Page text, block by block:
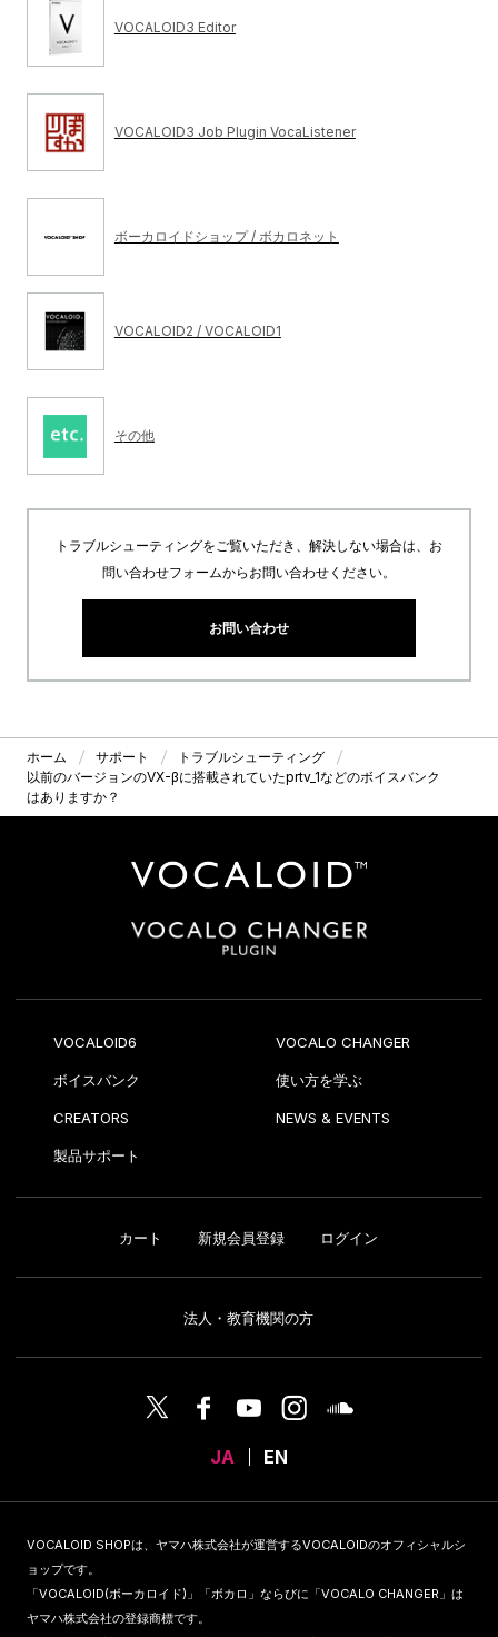
VOCALOID3 Editor
VOCALOID3 Job Plugin VocaListener
ボーカロイドショップ / ボカロネット
VOCALOID2 / VOCALOID1
その他
トラブルシューティングをご覧いただき、解決しない場合は、お
問い合わせフォームからお問い合わせください。
お問い合わせ
ホーム サポート
トラブルシューティング
以前のバージョンのVX-βに搭載されていたprtv_1などのボイスバンク
はありますか？
VOCALOID6 VOCALO CHANGER
ボイスバンク 使い方を学ぶ
CREATORS NEWS & EVENTS
製品サポート
カート 新規会員登録 ログイン
法人・教育機関の方
JA EN
VOCALOID SHOPは、ヤマハ株式会社が運営するVOCALOIDのオフィシャルシ
ョップです。
「VOCALOID(ボーカロイド)」「ボカロ」ならびに「VOCALO CHANGER」は
ヤマハ株式会社の登録商標です。